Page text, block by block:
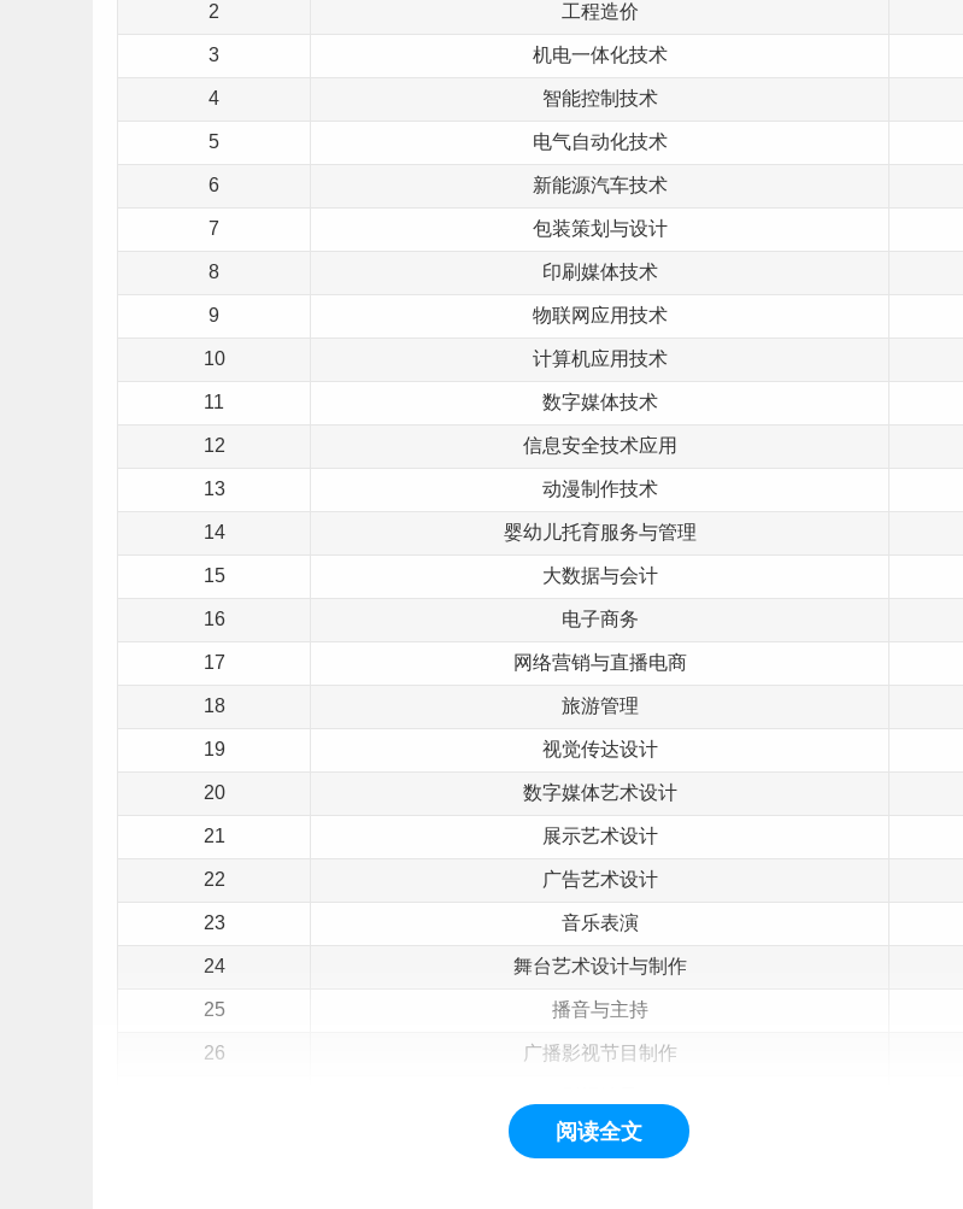
2 工程造价
3 机电一体化技术
4 智能控制技术
5 电气自动化技术
6 新能源汽车技术
7 包装策划与设计
8 印刷媒体技术
9 物联网应用技术
10 计算机应用技术
11 数字媒体技术
12 信息安全技术应用
13 动漫制作技术
14 婴幼儿托育服务与管理
15 大数据与会计
16 电子商务
17 网络营销与直播电商
18 旅游管理
19 视觉传达设计
20 数字媒体艺术设计
21 展示艺术设计
22 广告艺术设计
23 音乐表演
24 舞台艺术设计与制作
25 播音与主持
26 广播影视节目制作
新闻采编与制作
阅读全文